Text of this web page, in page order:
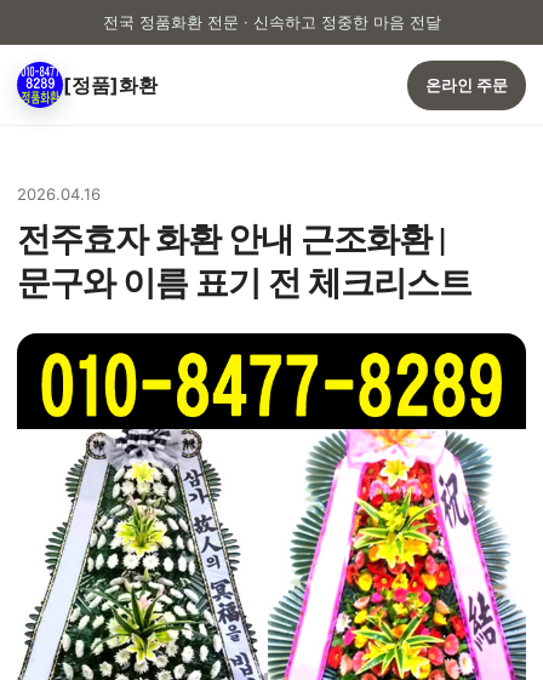
전국 정품화환 전문 · 신속하고 정중한 마음 전달
[정품]화환 온라인 주문
2026.04.16
전주효자 화환 안내 근조화환 |
문구와 이름 표기 전 체크리스트